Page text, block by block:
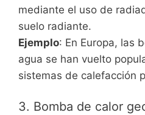
mediante el uso de
suelo radiante.
Ejemplo: En Europa, las
agua se han vuelto
sistemas de calefacción
3. Bomba de calor